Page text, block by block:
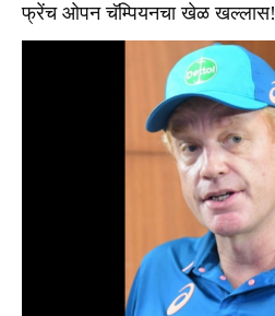
फ्रेंच ओपन चॅम्पियनचा खेळ खल्लास!